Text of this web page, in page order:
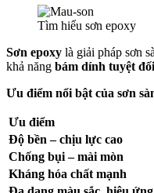
Tìm hiểu sơn epoxy
Sơn epoxy là giải pháp sơn
khả năng bám dính tuyệt
Ưu điểm nổi bật của sơn
Ưu điểm
Độ bền – chịu lực cao
Chống bụi – mài mòn
Kháng hóa chất mạnh